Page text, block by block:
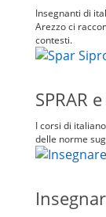
Insegnanti di
Arezzo ci
contesti.
SPRAR
I corsi di
delle norme